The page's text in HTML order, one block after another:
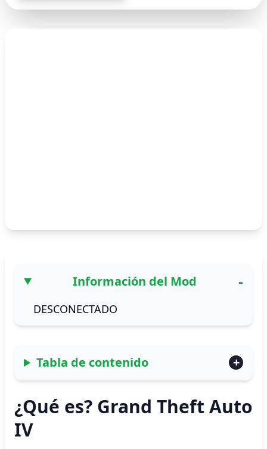
Información del Mod
DESCONECTADO
Tabla de contenido
¿Qué es? Grand Theft Auto
IV